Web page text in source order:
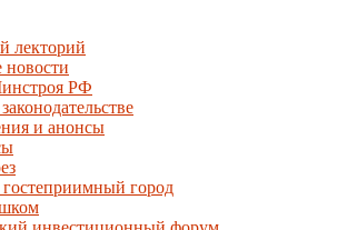
лекторий
новости
РФ
и анонсы
город